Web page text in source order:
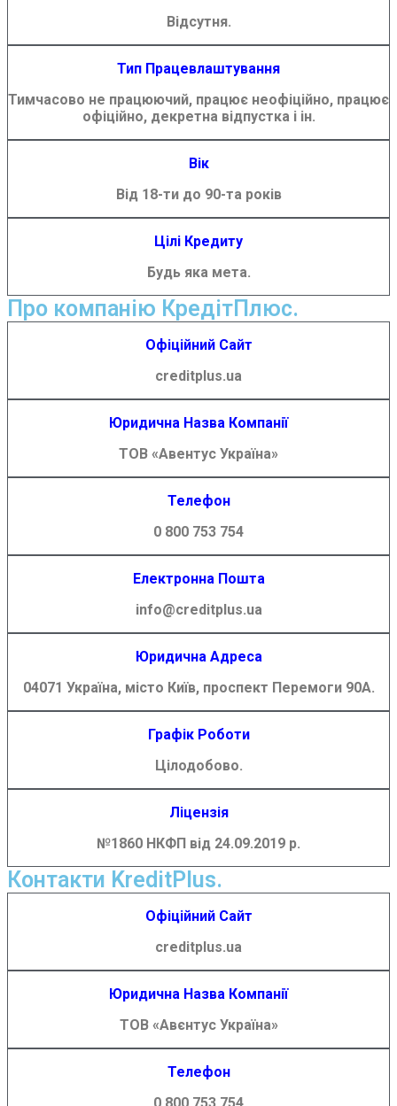
Відсутня.
Тип Працевлаштування
Тимчасово не працюючий, працює неофіційно, працює
офіційно, декретна відпустка і ін.
Вік
Від 18-ти до 90-та років
Цілі Кредиту
Будь яка мета.
Про компанію КредітПлюс.
Офіційний Сайт
creditplus.ua
Юридична Назва Компанії
ТОВ «Авентус Україна»
Телефон
0 800 753 754
Електронна Пошта
info@creditplus.ua
Юридична Адреса
04071 Україна, місто Київ, проспект Перемоги 90А.
Графік Роботи
Цілодобово.
Ліцензія
№1860 НКФП від 24.09.2019 р.
Контакти KreditPlus.
Офіційний Сайт
creditplus.ua
Юридична Назва Компанії
ТОВ «Авєнтус Україна»
Телефон